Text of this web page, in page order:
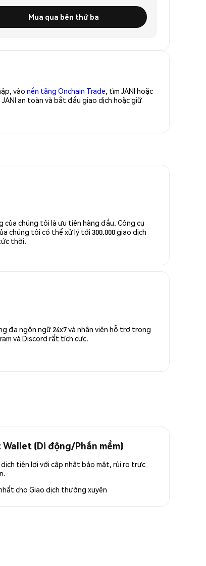
Mua qua bên thứ ba
vào nền tảng Onchain Trade, tìm JANI hoặc
an toàn và bắt đầu giao dịch hoặc giữ
của chúng tôi là ưu tiên hàng đầu. Công cụ
chúng tôi có thể xử lý tới 300.000 giao dịch
thời.
đa ngôn ngữ 24x7 và nhân viên hỗ trợ trong
và Discord rất tích cực.
Wallet (Di động/Phần mềm)
dịch tiện lợi với cập nhật bảo mật, rủi ro trực
cho Giao dịch thường xuyên